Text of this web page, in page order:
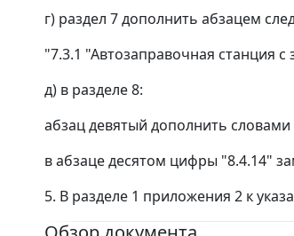
г) раздел 7 дополнить абзацем
"7.3.1 "Автозаправочная станция
д) в разделе 8:
абзац девятый дополнить словами
в абзаце десятом цифры "8.4.14"
5. В разделе 1 приложения 2 к